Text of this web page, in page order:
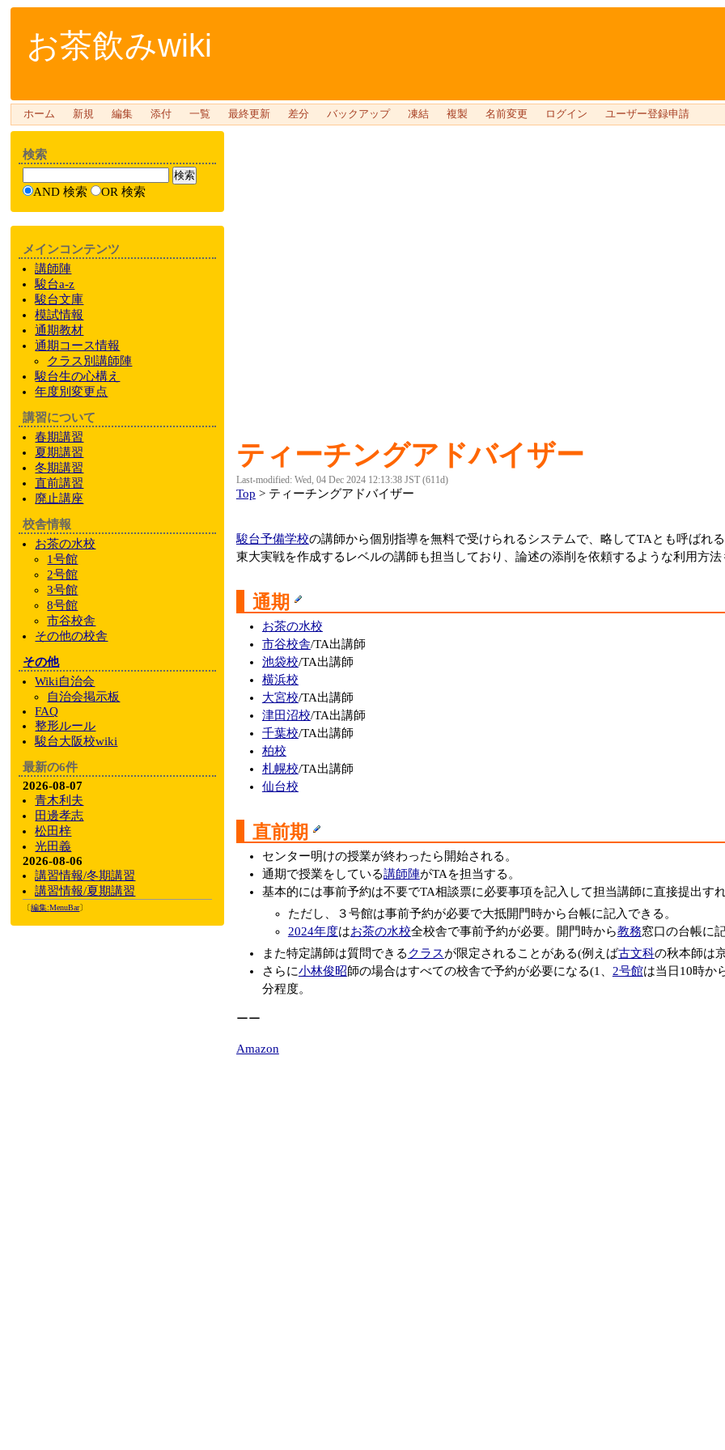
お茶飲みwiki
ホーム 新規 編集 添付 一覧 最終更新 差分 バックアップ 凍結 複製 名前変更 ログイン ユーザー登録申請
ティーチングアドバイザー
Last-modified: Wed, 04 Dec 2024 12:13:38 JST (611d)
Top > ティーチングアドバイザー
駿台予備学校の講師から個別指導を無料で受けられるシステムで、略してTAとも呼ばれる
東大実戦を作成するレベルの講師も担当しており、論述の添削を依頼するような利用方法
通期
お茶の水校
市谷校舎/TA出講師
池袋校/TA出講師
横浜校
大宮校/TA出講師
津田沼校/TA出講師
千葉校/TA出講師
柏校
札幌校/TA出講師
仙台校
直前期
センター明けの授業が終わったら開始される。
通期で授業をしている講師陣がTAを担当する。
基本的には事前予約は不要でTA相談票に必要事項を記入して担当講師に直接提出すれ
ただし、３号館は事前予約が必要で大抵開門時から台帳に記入できる。
2024年度はお茶の水校全校舎で事前予約が必要。開門時から教務窓口の台帳に
また特定講師は質問できるクラスが限定されることがある(例えば古文科の秋本師は
さらに小林俊昭師の場合はすべての校舎で予約が必要になる(1、 2号館は当日10時か
分程度。
ーー
Amazon
検索
AND 検索 OR 検索
メインコンテンツ
講師陣
駿台a-z
駿台文庫
模試情報
通期教材
通期 コース情報
クラス別講師陣
駿台生の心構え
年度別変更点
講習について
春期講習
夏期講習
冬期講習
直前講習
廃止講座
校舎情報
お茶の水校
1号館
2号館
3号館
8号館
市谷校舎
その他の校舎
その他
Wiki自治会
自治会掲示板
FAQ
整形ルール
駿台大阪校wiki
最新の6件
2026-08-07
青木利夫
田邊孝志
松田梓
光田義
2026-08-06
講習情報/冬期講習
講習情報/夏期講習
〔編集:MenuBar〕